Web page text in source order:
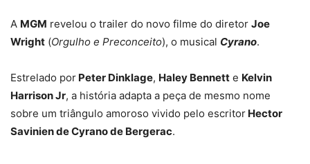
A MGM revelou o trailer do novo filme do diretor Joe
Wright (Orgulho e Preconceito), o musical Cyrano.
Estrelado por Peter Dinklage, Haley Bennett e Kelvin
Harrison Jr, a história adapta a peça de mesmo nome
sobre um triângulo amoroso vivido pelo escritor Hector
Savinien de Cyrano de Bergerac.